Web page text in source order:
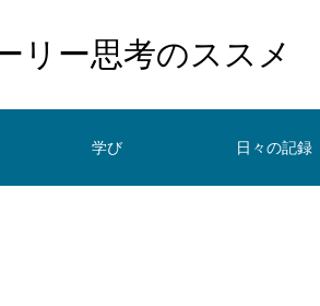
リー思考のススメ
学び 日々の記録